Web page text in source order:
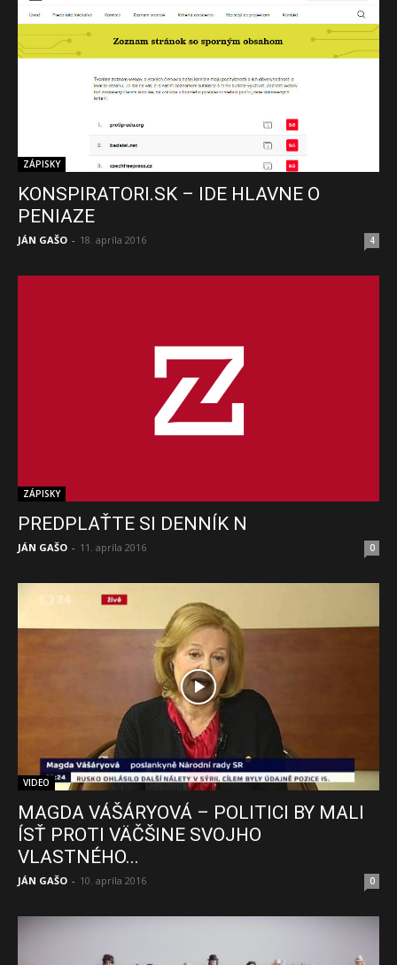
ZÁPISKY
KONSPIRATORI.SK – IDE HLAVNE O
PENIAZE
JÁN GAŠO - 18. apríla 2016 4
ZÁPISKY
PREDPLAŤTE SI DENNÍK N
JÁN GAŠO - 11. apríla 2016 0
VIDEO
MAGDA VÁŠÁRYOVÁ – POLITICI BY MALI
ÍSŤ PROTI VÄČŠINE SVOJHO
VLASTNÉHO...
JÁN GAŠO - 10. apríla 2016 0